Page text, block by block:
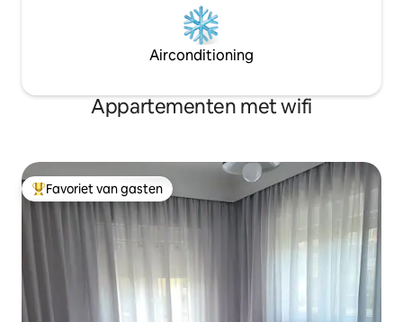
Airconditioning
Appartementen met wifi
Topfavoriet van gasten
Favoriet van gasten